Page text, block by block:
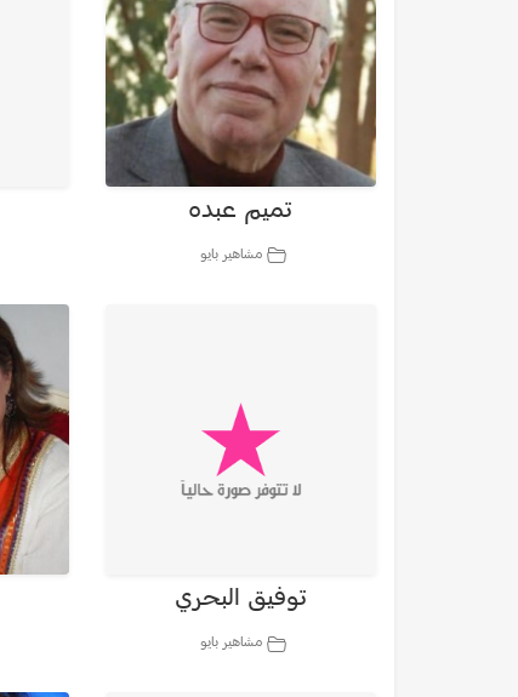
تميم عبده
مشاهير بايو
توفيق البحري
مشاهير بايو